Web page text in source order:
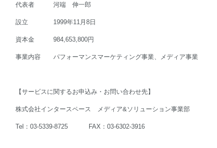
代表者 河端 伸一郎
設立 1999年11月8日
資本金 984,653,800円
事業内容 パフォーマンスマーケティング事業、メディア事業
【サービスに関するお申込み・お問い合わせ先】
株式会社インタースペース メディア&ソリューション事業部
Tel：03-5339-8725 FAX：03-6302-3916